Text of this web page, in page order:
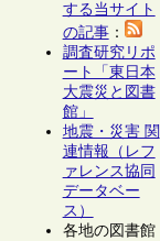
する当サイト
の記事：
調査研究リポ
ート「東日本
大震災と図書
館」
地震・災害 関
連情報（レフ
ァレンス協同
データベー
ス）
各地の図書館